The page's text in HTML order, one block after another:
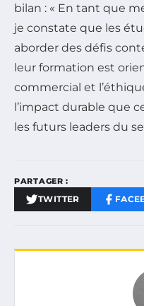
bilan : « En tant que
je constate que les
aborder des défis
leur formation est
commercial et
l’impact durable que
les futurs leaders du
PARTAGER :
TWITTER